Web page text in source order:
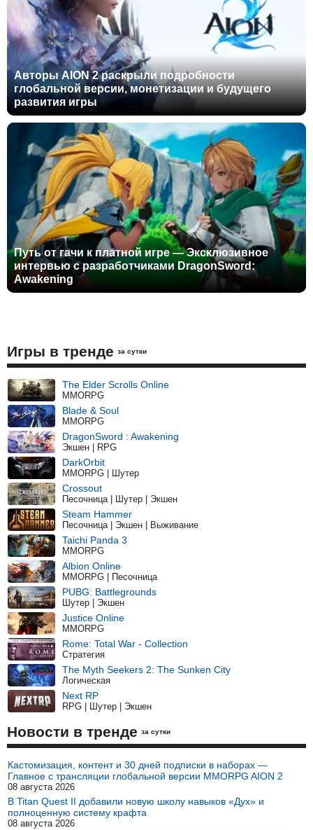
Авторы AION 2 раскрыли подробности
глобальной версии, монетизации и будущего
развития игры
Путь от гачи к платной игре — Эксклюзивное
интервью с разработчиками DragonSword:
Awakening
Игры в тренде за сутки
The Elder Scrolls Online
MMORPG
Blade & Soul
MMORPG
DragonSword : Awakening
Экшен | RPG
DarkOrbit
MMORPG | Шутер
Crossout
Песочница | Шутер | Экшен
Steam Hammer
Песочница | Экшен | Выживание
Taichi Panda 3
MMORPG
Albion Online
MMORPG | Песочница
PUBG: Battlegrounds
Шутер | Экшен
Justice Online
MMORPG
Rome: Total War - Collection
Стратегия
The Myth Seekers 2: The Sunken City
Логическая
Next RP
RPG | Шутер | Экшен
Новости в тренде за сутки
Кастомизация, контент и 30 дней подписки в наборах —
Главное с трансляции глобальной версии MMORPG AION 2
08 августа 2026
В Titan Quest II добавили новую школу навыков «Дух» и
полноценную систему крафта
08 августа 2026